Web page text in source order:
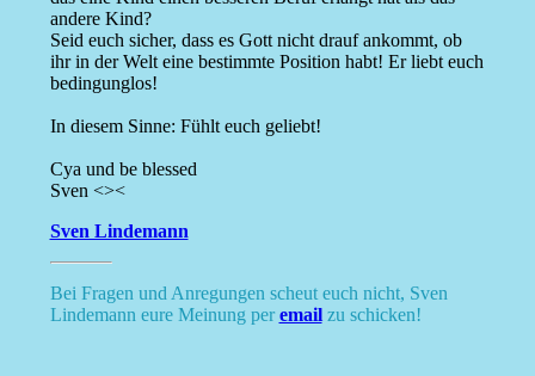
andere Kind?
Seid euch sicher, dass es Gott nicht drauf ankommt, ob
ihr in der Welt eine bestimmte Position habt! Er liebt euch
bedingunglos!
In diesem Sinne: Fühlt euch geliebt!
Cya und be blessed
Sven <><
Sven Lindemann
Bei Fragen und Anregungen scheut euch nicht, Sven
Lindemann eure Meinung peremailzu schicken!